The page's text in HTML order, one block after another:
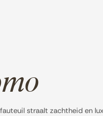
straalt zachtheid en